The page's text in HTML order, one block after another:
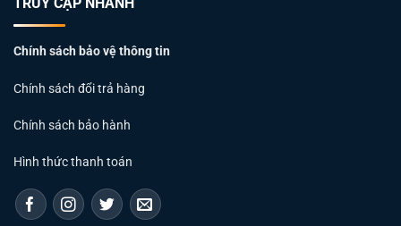
TRUY CẬP NHANH
Chính sách bảo vệ thông tin
Chính sách đổi trả hàng
Chính sách bảo hành
Hình thức thanh toán